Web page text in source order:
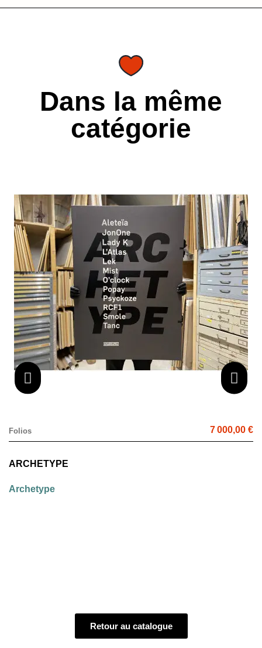
Dans la même
catégorie
Folios 7 000,00 €
ARCHETYPE
Archetype
Retour au catalogue